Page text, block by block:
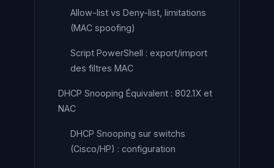
Allow-list vs Deny-list, limitations
(MAC spoofing)
Script PowerShell : export/import
des filtres MAC
DHCP Snooping Équivalent : 802.1X et
NAC
DHCP Snooping sur switchs
(Cisco/HP) : configuration